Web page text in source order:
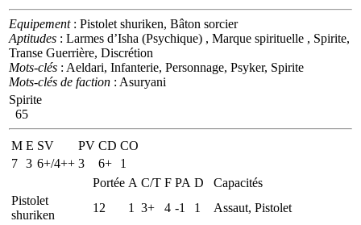
Equipement: Pistolet shuriken, Bâton sorcier
Aptitudes : Larmes d’Isha (Psychique) , Marque spirituelle , Spirite,
Transe Guerrière, Discrétion
Mots-clés : Aeldari, Infanterie, Personnage, Psyker, Spirite
Mots-clés de faction : Asuryani
Spirite
65
M E SV PV CD CO
7 3 6+/4++ 3 6+
1
Portée A C/T F PA D
Capacités
Pistolet
shuriken
12 1 3+ 4 -1 1 Assaut, Pistolet